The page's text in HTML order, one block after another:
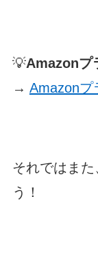
💡Amazonプ
→ Amazonプ
それではま
う！